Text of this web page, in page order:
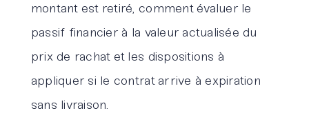
montant est retiré, comment évaluer le
passif financier à la valeur actualisée du
prix de rachat et les dispositions à
appliquer si le contrat arrive à expiration
sans livraison.